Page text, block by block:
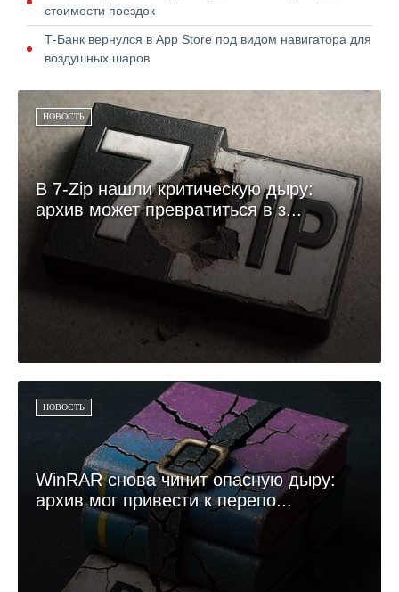
стоимости поездок
Т-Банк вернулся в App Store под видом навигатора для
воздушных шаров
НОВОСТЬ
В 7-Zip нашли критическую дыру:
архив может превратиться в з...
НОВОСТЬ
WinRAR снова чинит опасную дыру:
архив мог привести к перепо...